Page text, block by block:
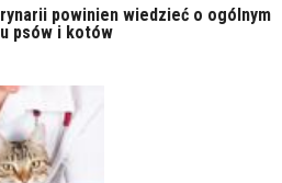
powinien wiedzieć o ogólnym
psów i kotów